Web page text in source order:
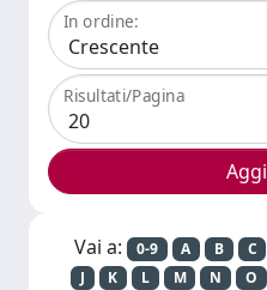
In ordine:
Risultati/Pagina
Vai a: 0-9 A B C
J
K L M N O